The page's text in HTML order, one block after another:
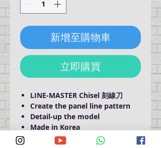
新增至購物車
立即購買
LINE-MASTER Chisel 刻線刀
Create the panel line pattern
Detail-up the model
Made in Korea